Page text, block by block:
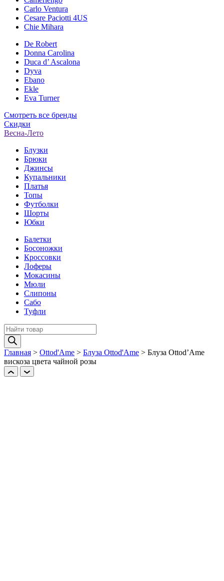
Carlo Ventura
Cesare Paciotti 4US
Chie Mihara
De Robert
Donna Carolina
Duca d’ Ascalona
Dyva
Ebano
Ekle
Eva Turner
Смотреть все бренды
Скидки
Весна-Лето
Блузки
Брюки
Джинсы
Купальники
Платья
Топы
Футболки
Шорты
Юбки
Балетки
Босоножки
Кроссовки
Лоферы
Мокасины
Мюли
Слипоны
Сабо
Туфли
Поиск
товаров
Главная > Ottod'Ame > Блуза Ottod'Ame > Блуза Ottod’Ame
вискоза цвета чайной розы